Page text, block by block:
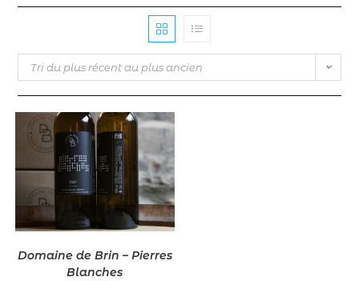
Tri du plus récent au plus ancien
Domaine de Brin – Pierres
Blanches